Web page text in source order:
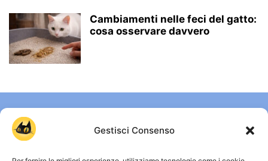
Gestisci Consenso
Cambiamenti nelle feci del gatto:
cosa osservare davvero